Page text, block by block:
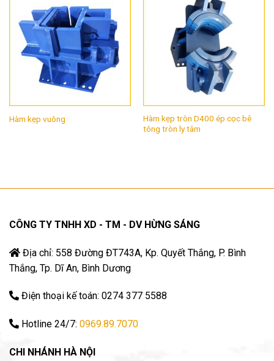
Hàm kẹp vuông
Hàm kẹp tròn D400 ép cọc bê
tông tròn ly tâm
CÔNG TY TNHH XD - TM - DV HỪNG SÁNG
Địa chỉ: 558 Đường ĐT743A, Kp. Quyết Thắng, P. Bình
Thắng, Tp. Dĩ An, Bình Dương
Điện thoại kế toán: 0274 377 5588
Hotline 24/7: 0969.89.7070
CHI NHÁNH HÀ NỘI